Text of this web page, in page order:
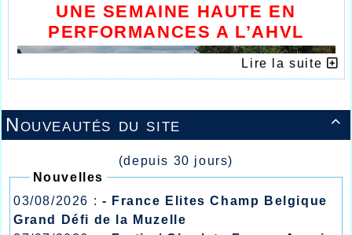

Nouveautés du site
(depuis 30 jours)
Nouvelles
03/08/2026 : - France Elites Champ Belgique
Grand Défi de la Muzelle
UNE SEMAINE HAUTE EN
PERFORMANCES A L’AHVL
Lire la suite